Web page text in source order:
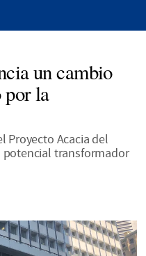
un cambio
por la
Proyecto Acacia del
transformador